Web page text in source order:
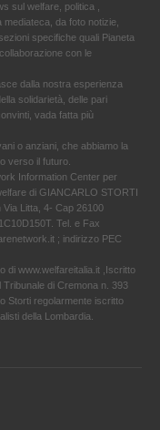
sul welfare, politica ,
da foto notizie,
specifiche quali Pianeta
con le
dalla nostra esperienza
solidarietà, delle pari
vada fatta più
o anziani, che abbiamo la
verso il futuro.
Information Center per
di GIANCARLO STORTI
Via Litta, 4- Cap 26100
Tel. e Fax
; indirizzo PEC
di www.welfareitalia.it ,Iscritto
di Cremona n. 393
Storti regolarmente iscritto
della Lombardia.